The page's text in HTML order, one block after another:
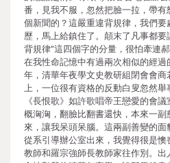
番，見我不服，忽然把臉一拉，帶
個新聞的？這嚴重違背規律，我們
歷，馬上給鎮住了。顛末了凡事都要
背規律”這四個字的分量，很怕牽連
在我性命記憶中有過兩次相似的經
年，清華年夜學文史教研組閉會會
上，一位很有資格的反動白叟忽然
《長恨歌》如許歌唱帝王戀愛的會
概洶洶，翻臉比翻書還快，本來一
來，讓我呆頭呆腦。這兩副善變的面
從系引導辦公室出來，我覺得很是
教師和羅宗強師長教師家往作別。